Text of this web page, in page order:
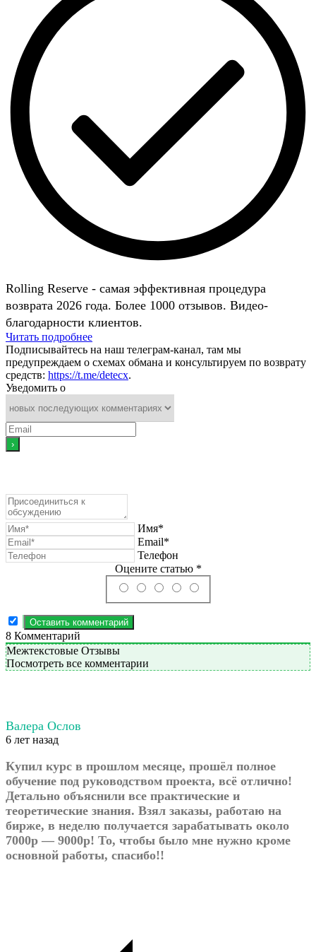
Rolling Reserve - самая эффективная процедура
возврата 2026 года. Более 1000 отзывов. Видео-
благодарности клиентов.
Читать подробнее
Подписывайтесь на наш телеграм-канал, там мы
предупреждаем о схемах обмана и консультируем по возврату
средств: https://t.me/detecx.
Уведомить о
Имя*
Email*
Телефон
Оцените статью *
8 Комментарий
Межтекстовые Отзывы
Посмотреть все комментарии
Валера Ослов
6 лет назад
Купил курс в прошлом месяце, прошёл полное
обучение под руководством проекта, всё отлично!
Детально объяснили все практические и
теоретические знания. Взял заказы, работаю на
бирже, в неделю получается зарабатывать около
7000р — 9000р! То, чтобы было мне нужно кроме
основной работы, спасибо!!